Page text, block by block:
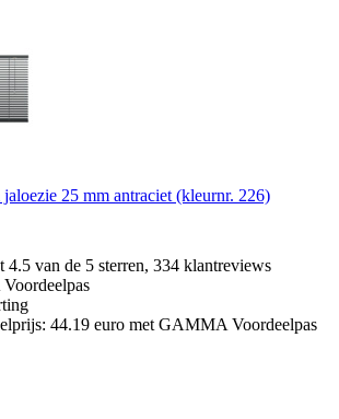
25 mm antraciet (kleurnr. 226)
4.5 van de 5 sterren, 334 klantreviews
44.19 euro met GAMMA Voordeelpas